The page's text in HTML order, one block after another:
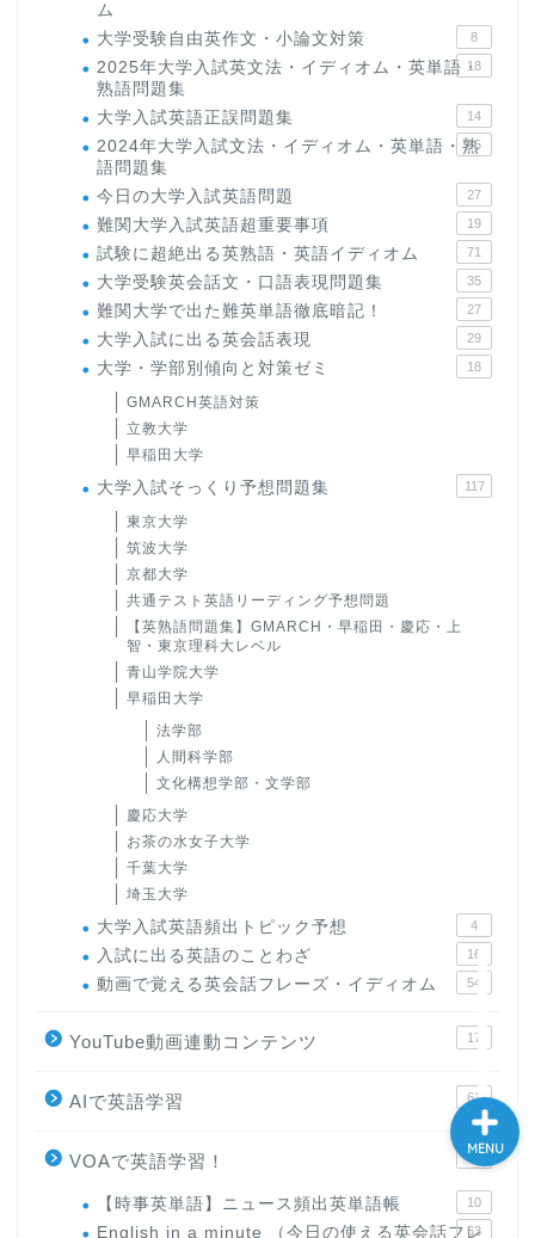
ム
大学受験自由英作文・小論文対策 8
2025年大学入試英文法・イディオム・英単語・
熟語問題集
18
大学入試英語正誤問題集 14
2024年大学入試文法・イディオム・英単語・熟
語問題集
15
今日の大学入試英語問題 27
難関大学入試英語超重要事項 19
試験に超絶出る英熟語・英語イディオム 71
大学受験英会話文・口語表現問題集 35
難関大学で出た難英単語徹底暗記！ 27
大学入試に出る英会話表現 29
大学・学部別傾向と対策ゼミ 18
GMARCH英語対策
立教大学
早稲田大学
大学入試そっくり予想問題集 117
東京大学
筑波大学
京都大学
共通テスト英語リーディング予想問題
【英熟語問題集】GMARCH・早稲田・慶応・上
智・東京理科大レベル
青山学院大学
早稲田大学
法学部
人間科学部
文化構想学部・文学部
慶応大学
お茶の水女子大学
千葉大学
埼玉大学
大学入試英語頻出トピック予想 4
入試に出る英語のことわざ 16
動画で覚える英会話フレーズ・イディオム 54
YouTube動画連動コンテンツ 17
AIで英語学習 61
VOAで英語学習！ 83
【時事英単語】ニュース頻出英単語帳 10
English in a minute （今日の使える英会話フレ
63
MENU
学習＆大学入試英語コラム
“シン”・英会話スピード表
英語名言・格言・カッコい
い英語＆素敵な英文フレー
CONTACT